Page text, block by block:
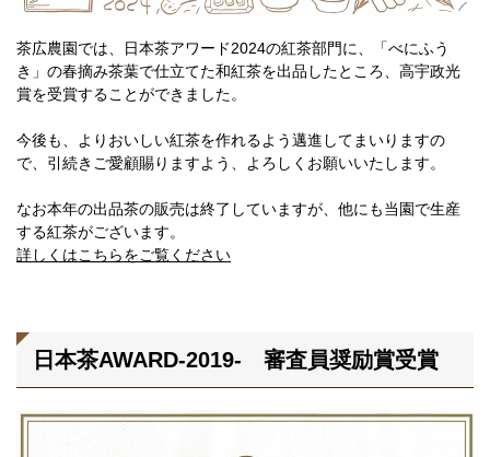
茶広農園では、日本茶アワード2024の紅茶部門に、「べにふう
き」の春摘み茶葉で仕立てた和紅茶を出品したところ、高宇政光
賞を受賞することができました。
今後も、よりおいしい紅茶を作れるよう邁進してまいりますの
で、引続きご愛顧賜りますよう、よろしくお願いいたします。
なお本年の出品茶の販売は終了していますが、他にも当園で生産
する紅茶がございます。
詳しくはこちらをご覧ください
日本茶AWARD-2019- 審査員奨励賞受賞